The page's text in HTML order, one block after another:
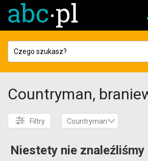
Countryman,
Filtry Countryman
Niestety nie znaleźliśmy